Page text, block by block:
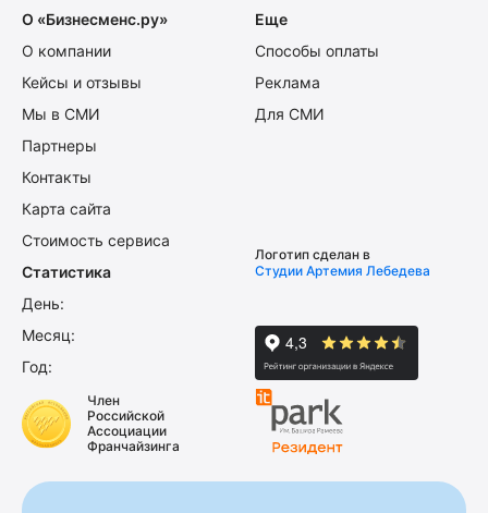
О «Бизнесменс.ру»
О компании
Кейсы и отзывы
Мы в СМИ
Партнеры
Контакты
Карта сайта
Стоимость сервиса
Еще
Способы оплаты
Реклама
Для СМИ
Статистика
День:
Месяц:
Год:
Логотип сделан в
Студии Артемия Лебедева
Член
Российской
Ассоциации
Франчайзинга